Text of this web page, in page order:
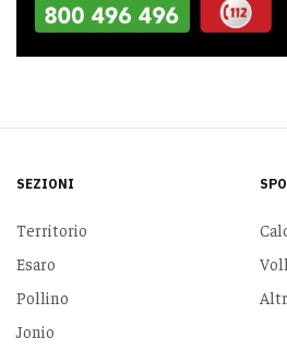
SEZIONI
Territorio
Esaro
Pollino
Jonio